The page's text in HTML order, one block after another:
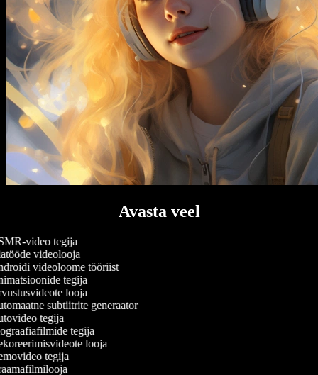
Avasta veel
video tegija
videolooja
videoloome tööriist
tegija
looja
subtiitrite generaator
tegija
tegija
looja
tegija